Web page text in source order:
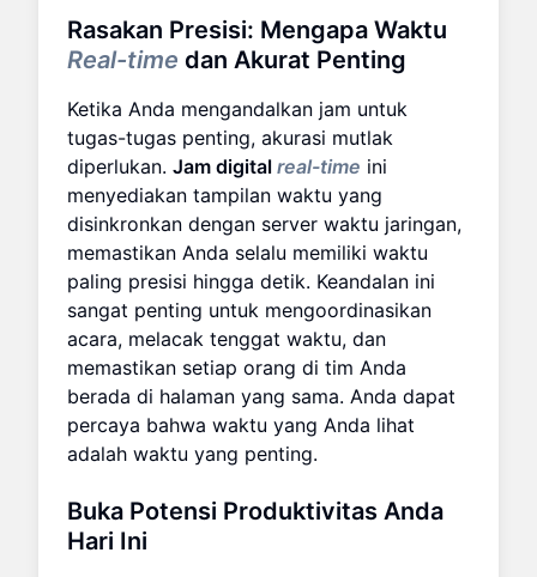
Rasakan Presisi: Mengapa Waktu
Real-time dan Akurat Penting
Ketika Anda mengandalkan jam untuk
tugas-tugas penting, akurasi mutlak
diperlukan. Jam digital real-time ini
menyediakan tampilan waktu yang
disinkronkan dengan server waktu jaringan,
memastikan Anda selalu memiliki waktu
paling presisi hingga detik. Keandalan ini
sangat penting untuk mengoordinasikan
acara, melacak tenggat waktu, dan
memastikan setiap orang di tim Anda
berada di halaman yang sama. Anda dapat
percaya bahwa waktu yang Anda lihat
adalah waktu yang penting.
Buka Potensi Produktivitas Anda
Hari Ini